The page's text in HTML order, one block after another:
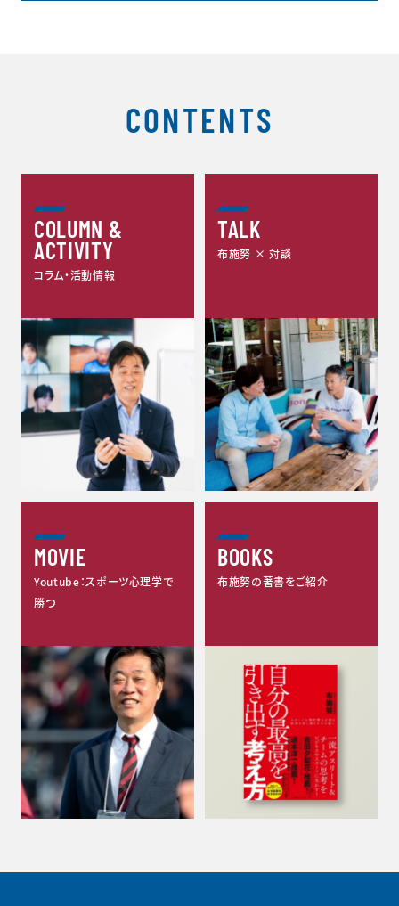
CONTENTS
COLUMN &
ACTIVITY
コラム・活動情報
TALK
布施努 × 対談
MOVIE
Youtube：スポーツ心理学で
勝つ
BOOKS
布施努の著書をご紹介